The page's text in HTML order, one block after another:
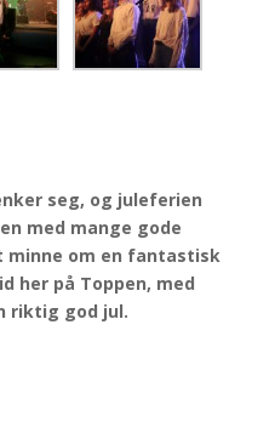
seg, og juleferien
med mange gode
minne om en fantastisk
her på Toppen, med
riktig god jul.